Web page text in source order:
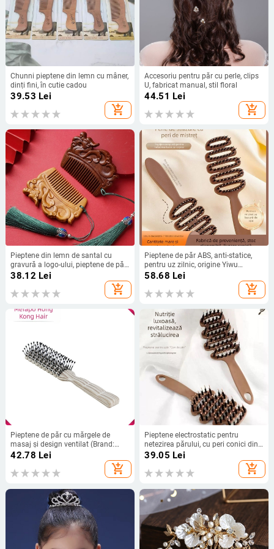
Chunni pieptene din lemn cu mâner,
dinți fini, în cutie cadou
39.53 Lei
add_shopping_cart
Accesoriu pentru păr cu perle, clips
U, fabricat manual, stil floral
44.51 Lei
add_shopping_cart
Pieptene din lemn de santal cu
gravură a logo-ului, pieptene de păr
pentru masaj
38.12 Lei
add_shopping_cart
Pieptene de păr ABS, anti-statice,
pentru uz zilnic, origine Yiwu
(Material: ABS; Origine: Yiwu; Pentru
utilizatori obișnuiți; Import: Nu)
58.68 Lei
add_shopping_cart
Pieptene de păr cu mărgele de
masaj și design ventilat (Brand:
Mefapo; Material: Plastic;
42.78 Lei
add_shopping_cart
Pieptene electrostatic pentru
netezirea părului, cu peri conici din
păr de porc, pentru îngrijire și masaj
39.05 Lei
add_shopping_cart